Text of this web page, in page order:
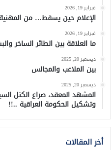
فبراير 19, 2026
الإعلام حين يسقط… من
فبراير 19, 2026
ما العلاقة بين الطائر الساخر
ديسمبر 20, 2025
بين الملاعب والمجالس
ديسمبر 20, 2025
المشهد المعقد، صراع الكتل
وتشكيل الحكومة العراقية ..!!
أخر المقالات